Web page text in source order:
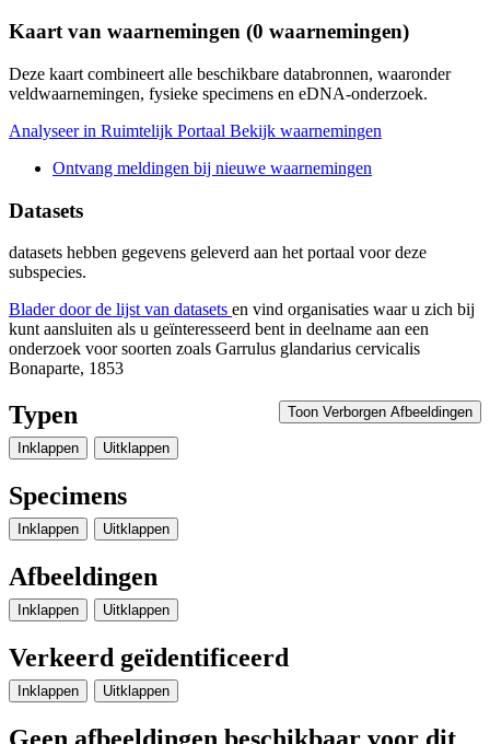
Kaart van waarnemingen (0 waarnemingen)
Deze kaart combineert alle beschikbare databronnen, waaronder
veldwaarnemingen, fysieke specimens en eDNA-onderzoek.
Analyseer in Ruimtelijk Portaal Bekijk waarnemingen
Ontvang meldingen bij nieuwe waarnemingen
Datasets
datasets hebben gegevens geleverd aan het portaal voor deze
subspecies.
Blader door de lijst van datasets en vind organisaties waar u zich bij
kunt aansluiten als u geïnteresseerd bent in deelname aan een
onderzoek voor soorten zoals Garrulus glandarius cervicalis
Bonaparte, 1853
Toon Verborgen Afbeeldingen
Typen
Inklappen Uitklappen
Specimens
Inklappen Uitklappen
Afbeeldingen
Inklappen Uitklappen
Verkeerd geïdentificeerd
Inklappen Uitklappen